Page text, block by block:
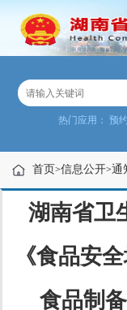
热门应用： 预
首页>信息公开>通
湖南省卫
《食品安
食品制